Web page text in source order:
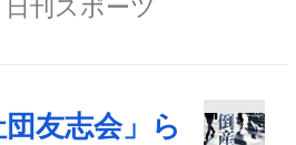
日刊スポーツ
友志会」ら